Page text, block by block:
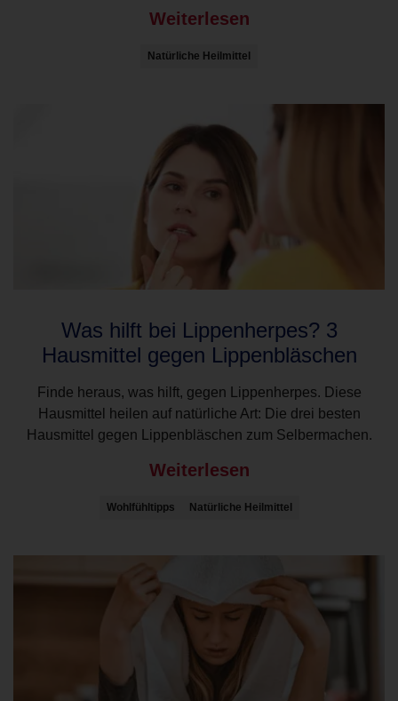
Weiterlesen
Natürliche Heilmittel
Was hilft bei Lippenherpes? 3
Hausmittel gegen Lippenbläschen
Finde heraus, was hilft, gegen Lippenherpes. Diese
Hausmittel heilen auf natürliche Art: Die drei besten
Hausmittel gegen Lippenbläschen zum Selbermachen.
Weiterlesen
Wohlfühltipps Natürliche Heilmittel